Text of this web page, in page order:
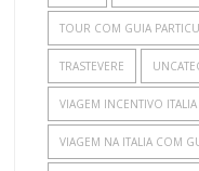
TOUR COM GUIA
TRASTEVERE
VIAGEM INCENTIVO ITALIA
VIAGEM NA ITALIA COM